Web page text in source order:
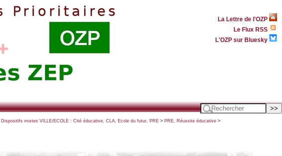
La Lettre de l'OZP
Le Flux RSS
L'OZP sur Bluesky
Dispositifs mixtes VILLE/ECOLE : Cité éducative, CLA, Ecole du futur, PRE> PRE, Réussite éducative>